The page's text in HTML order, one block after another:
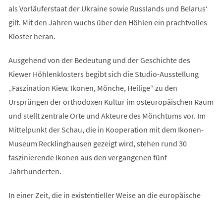
als Vorläuferstaat der Ukraine sowie Russlands und Belarus‘
gilt. Mit den Jahren wuchs über den Höhlen ein prachtvolles
Kloster heran.
Ausgehend von der Bedeutung und der Geschichte des
Kiewer Höhlenklosters begibt sich die Studio-Ausstellung
„Faszination Kiew. Ikonen, Mönche, Heilige“ zu den
Ursprüngen der orthodoxen Kultur im osteuropäischen Raum
und stellt zentrale Orte und Akteure des Mönchtums vor. Im
Mittelpunkt der Schau, die in Kooperation mit dem Ikonen-
Museum Recklinghausen gezeigt wird, stehen rund 30
faszinierende Ikonen aus den vergangenen fünf
Jahrhunderten.
In einer Zeit, die in existentieller Weise an die europäische